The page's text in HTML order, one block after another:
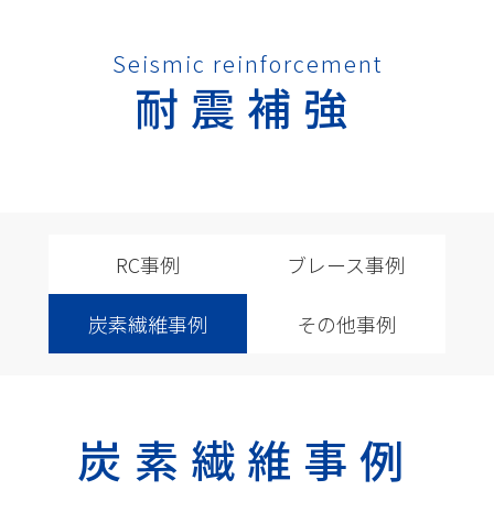
Seismic reinforcement
耐震補強
RC事例 ブレース事例
炭素繊維事例 その他事例
炭素繊維事例